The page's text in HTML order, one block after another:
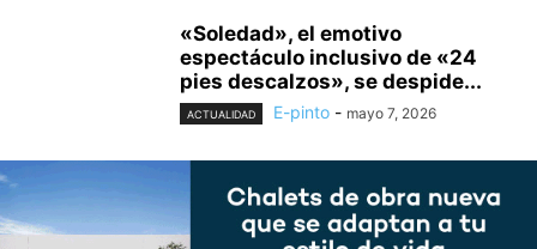
«Soledad», el emotivo
espectáculo inclusivo de «24
pies descalzos», se despide...
ACTUALIDAD E-pinto - mayo 7, 2026